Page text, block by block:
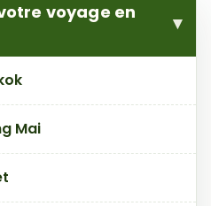
voyage en
Mai